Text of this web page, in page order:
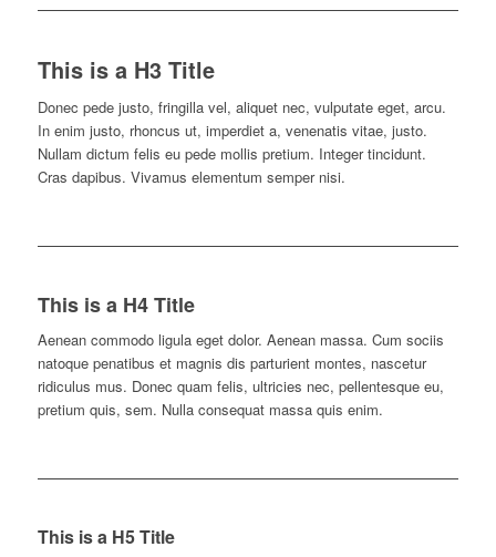
This is a H3 Title
Donec pede justo, fringilla vel, aliquet nec, vulputate eget, arcu.
In enim justo, rhoncus ut, imperdiet a, venenatis vitae, justo.
Nullam dictum felis eu pede mollis pretium. Integer tincidunt.
Cras dapibus. Vivamus elementum semper nisi.
This is a H4 Title
Aenean commodo ligula eget dolor. Aenean massa. Cum sociis
natoque penatibus et magnis dis parturient montes, nascetur
ridiculus mus. Donec quam felis, ultricies nec, pellentesque eu,
pretium quis, sem. Nulla consequat massa quis enim.
This is a H5 Title